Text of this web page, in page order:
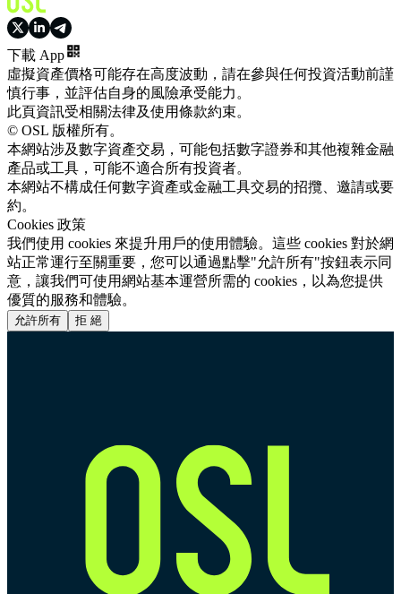
下載 App
虛擬資產價格可能存在高度波動，請在參與任何投資活動前謹
慎行事，並評估自身的風險承受能力。
此頁資訊受相關法律及使用條款約束。
© OSL 版權所有。
本網站涉及數字資產交易，可能包括數字證券和其他複雜金融
產品或工具，可能不適合所有投資者。
本網站不構成任何數字資產或金融工具交易的招攬、邀請或要
約。
Cookies 政策
我們使用 cookies 來提升用戶的使用體驗。這些 cookies 對於網
站正常運行至關重要，您可以通過點擊"允許所有"按鈕表示同
意，讓我們可使用網站基本運營所需的 cookies，以為您提供
優質的服務和體驗。
允許所有 拒 絕